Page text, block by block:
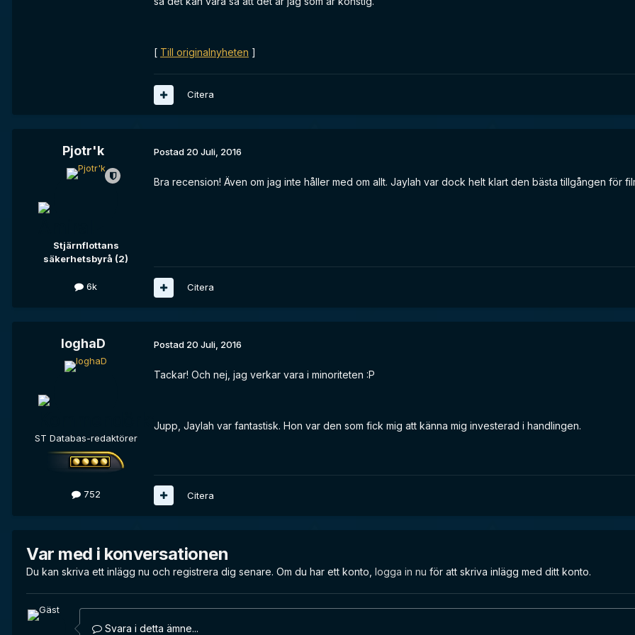
[ Till originalnyheten ]
Citera
Pjotr'k
Stjärnflottans
säkerhetsbyrå (2)
6k
Postad 20 Juli, 2016
Bra recension! Även om jag inte håller med om allt. Jaylah var dock helt klart den bästa tillgången för
Citera
loghaD
ST Databas-redaktörer
752
Postad 20 Juli, 2016
Tackar! Och nej, jag verkar vara i minoriteten :P
Jupp, Jaylah var fantastisk. Hon var den som fick mig att känna mig investerad i handlingen.
Citera
Var med i konversationen
Du kan skriva ett inlägg nu och registrera dig senare. Om du har ett konto, logga in nu för att skriva inlägg med ditt konto.
Svara i detta ämne...